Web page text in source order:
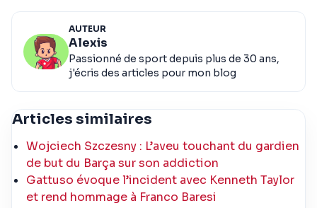
AUTEUR
Alexis
Passionné de sport depuis plus de 30 ans,
j'écris des articles pour mon blog
Articles similaires
Wojciech Szczesny : L’aveu touchant du gardien
de but du Barça sur son addiction
Gattuso évoque l’incident avec Kenneth Taylor
et rend hommage à Franco Baresi